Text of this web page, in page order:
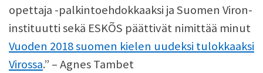
opettaja -palkintoehdokkaaksi ja Suomen Viron-
instituutti sekä ESKÕS päättivät nimittää minut
Vuoden 2018 suomen kielen uudeksi tulokkaaksi
Virossa.” – Agnes Tambet